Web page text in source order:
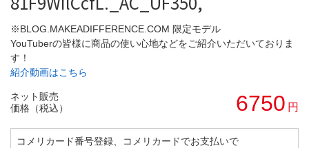
※BLOG.MAKEADIFFERENCE.COM 限定モデル
YouTuberの皆様に商品の使い心地などをご紹介いただいておりま
す！
紹介動画はこちら
ネット販売
価格（税込）
6750 円
コメリカード番号登録、コメリカードでお支払いで